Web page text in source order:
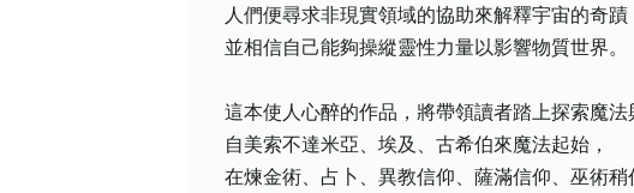
人們便尋求非現實領域的協助來解釋宇宙的奇蹟
並相信自己能夠操縱靈性力量以影響物質世界。
這本使人心醉的作品，將帶領讀者踏上探索魔法
自美索不達米亞、埃及、古希伯來魔法起始，
在煉金術、占卜、異教信仰、薩滿信仰、巫術稍